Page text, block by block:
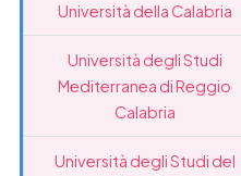
Università della Calabria
Università degli Studi
Mediterranea di Reggio
Calabria
Università degli Studi del